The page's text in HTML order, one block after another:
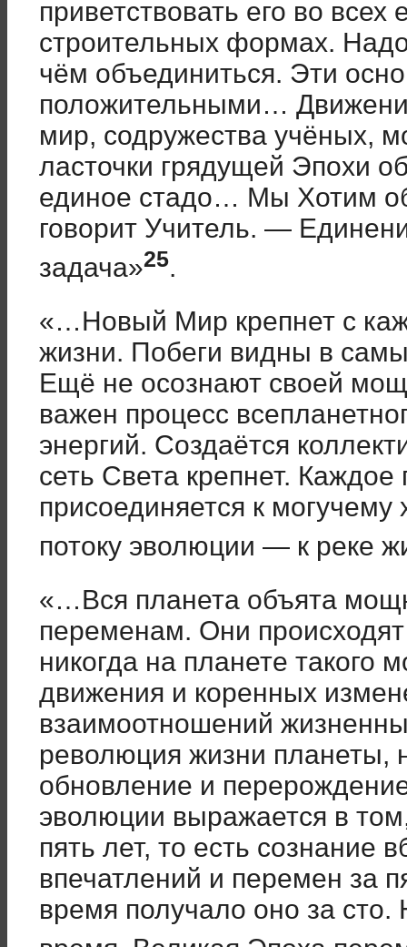
приветствовать его во
строительных формах.
чём объединиться. Эти
положительными…
мир, содружества учёных,
ласточки грядущей Эпохи
единое стадо… Мы Хотим
говорит Учитель. —
задача»25.
«…Новый Мир крепнет с
жизни. Побеги видны в
Ещё не осознают своей
важен процесс
энергий. Создаётся
сеть Света крепнет.
присоединяется к
потоку эволюции — к реке
«…Вся планета объята
переменам. Они
никогда на планете такого
движения и коренных
взаимоотношений
революция жизни планеты,
обновление и
эволюции выражается в
пять лет, то есть сознание
впечатлений и перемен за
время получало оно за